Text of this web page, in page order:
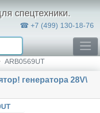
спецтехники.
☎ +7 (499) 130-18-76
ARB0569UT
генератора 28V\